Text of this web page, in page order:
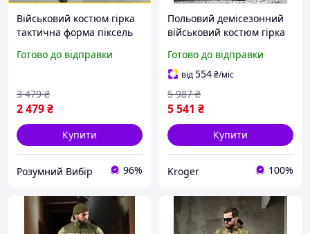
Військовий костюм гірка
тактична форма піксель
костюм піксель літня
Готово до відправки
2 479₴
3 479 ₴
Купити
Розумний Вибір 96%
Польовий демісезонний
військовий костюм гірка
Готово до відправки
від554₴/міс
5 541 ₴
5 987 ₴
Купити
Kroger 100%